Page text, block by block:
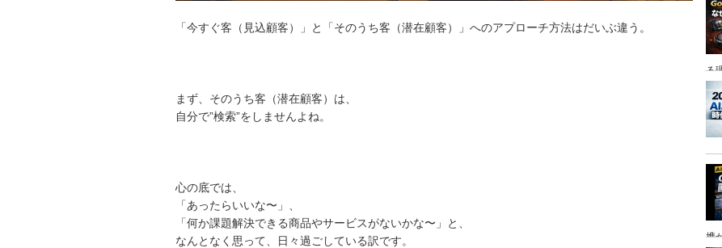
「今すぐ客（見込顧客）」と「そのうち客（潜在顧客）」へのアプローチ方法はだいぶ違う。
まず、そのうち客（潜在顧客）は、
自分で”検索”をしませんよね。
心の底では、
「あったらいいな〜」、
「何か課題解決できる商品やサービスがないかな〜」と、
なんとなく思って、日々過ごしている訳です。
る
携